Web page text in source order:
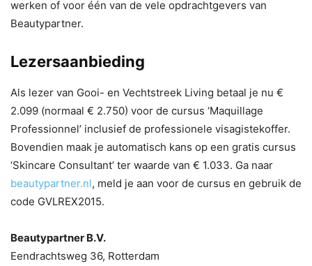
werken of voor één van de vele opdrachtgevers van
Beautypartner.
Lezersaanbieding
Als lezer van Gooi- en Vechtstreek Living betaal je nu €
2.099 (normaal € 2.750) voor de cursus ‘Maquillage
Professionnel’ inclusief de professionele visagistekoffer.
Bovendien maak je automatisch kans op een gratis cursus
‘Skincare Consultant’ ter waarde van € 1.033. Ga naar
beautypartner.nl, meld je aan voor de cursus en gebruik de
code GVLREX2015.
Beautypartner B.V.
Eendrachtsweg 36, Rotterdam